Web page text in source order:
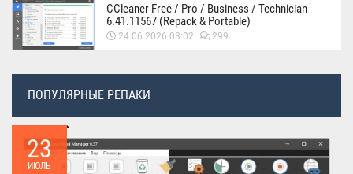
CCleaner Free / Pro / Business / Technician
6.41.11567 (Repack & Portable)
24.06.2026 03:02 299
ПОПУЛЯРНЫЕ РЕПАКИ
23
ИЮЛЬ